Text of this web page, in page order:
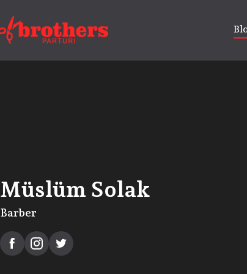
Müslüm Solak
Barber
  